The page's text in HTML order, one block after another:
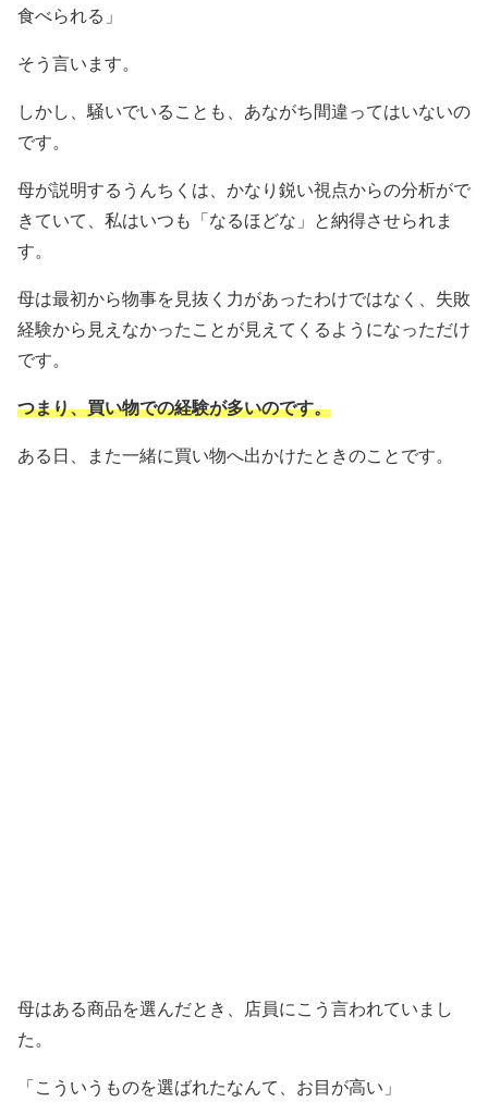
食べられる」
そう言います。
しかし、騒いでいることも、あながち間違ってはいないの
です。
母が説明するうんちくは、かなり鋭い視点からの分析がで
きていて、私はいつも「なるほどな」と納得させられま
す。
母は最初から物事を見抜く力があったわけではなく、失敗
経験から見えなかったことが見えてくるようになっただけ
です。
つまり、買い物での経験が多いのです。
ある日、また一緒に買い物へ出かけたときのことです。
母はある商品を選んだとき、店員にこう言われていまし
た。
「こういうものを選ばれたなんて、お目が高い」